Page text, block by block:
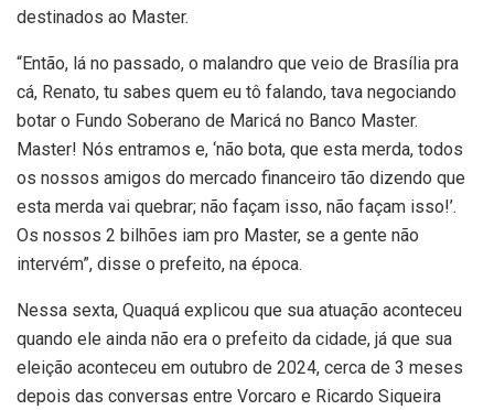
destinados ao Master.
“Então, lá no passado, o malandro que veio de Brasília pra
cá, Renato, tu sabes quem eu tô falando, tava negociando
botar o Fundo Soberano de Maricá no Banco Master.
Master! Nós entramos e, ‘não bota, que esta merda, todos
os nossos amigos do mercado financeiro tão dizendo que
esta merda vai quebrar; não façam isso, não façam isso!’.
Os nossos 2 bilhões iam pro Master, se a gente não
intervém”, disse o prefeito, na época.
Nessa sexta, Quaquá explicou que sua atuação aconteceu
quando ele ainda não era o prefeito da cidade, já que sua
eleição aconteceu em outubro de 2024, cerca de 3 meses
depois das conversas entre Vorcaro e Ricardo Siqueira